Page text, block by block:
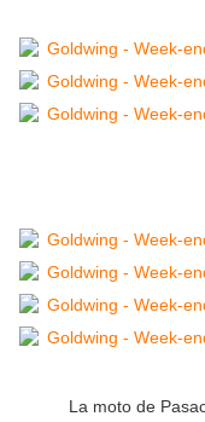
La moto de